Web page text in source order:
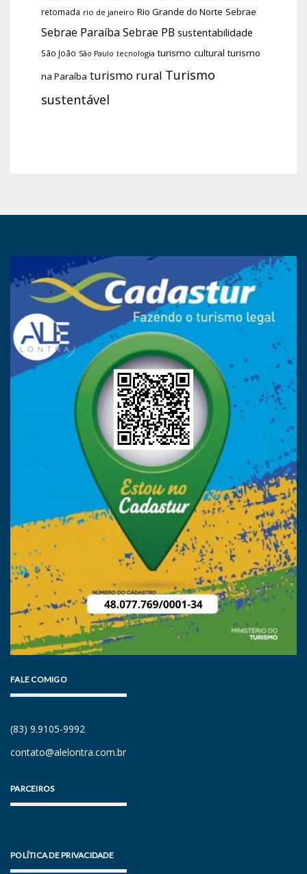
retomada rio de janeiro Rio Grande do Norte Sebrae
Sebrae Paraíba Sebrae PB sustentabilidade
São João São Paulo tecnologia turismo cultural turismo
na Paraíba turismo rural Turismo
sustentável
FALE COMIGO
(83) 9.9105-9992
contato@alelontra.com.br
PARCEIROS
POLÍTICA DE PRIVACIDADE